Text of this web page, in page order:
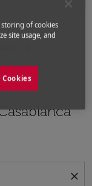
close
storing of cookies
site usage, and